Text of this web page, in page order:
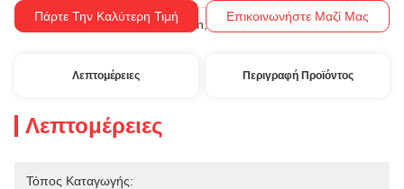
Όροι Πληρωμής: Western Union, T/T
Πάρτε Την Καλύτερη Τιμή Επικοινωνήστε Μαζί Μας
Λεπτομέρειες Περιγραφή Προϊόντος
Λεπτομέρειες
Τόπος Καταγωγής: